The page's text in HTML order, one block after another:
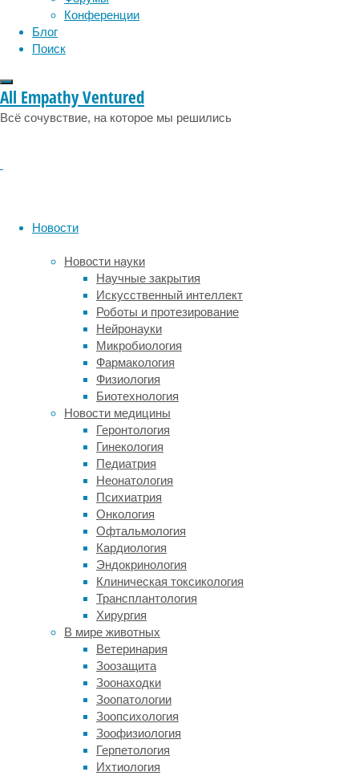
Конференции
Блог
Поиск
All Empathy Ventured
Всё сочувствие, на которое мы решились
Новости
Новости науки
Научные закрытия
Искусственный интеллект
Роботы и протезирование
Нейронауки
Микробиология
Фармакология
Физиология
Биотехнология
Новости медицины
Геронтология
Гинекология
Педиатрия
Неонатология
Психиатрия
Онкология
Офтальмология
Кардиология
Эндокринология
Клиническая токсикология
Трансплантология
Хирургия
В мире животных
Ветеринария
Зоозащита
Зоонаходки
Зоопатологии
Зоопсихология
Зоофизиология
Герпетология
Ихтиология
Т-
заболевания
иммунный
устранения
Исследователи
из Центра
исследований
рака
имени
Фреда
Хатчинсона
в Сиэтле
нашли
способ
повысить
противоопухолевую
активность
иммунных
клеток.
Для
участия
в эксперименте
они
пригласили
пациентов
с лимфоцитарными
опухолями
крови
(острым
лимфобластным
лейкозом,
неходжкинской
лимфомой
эмоции